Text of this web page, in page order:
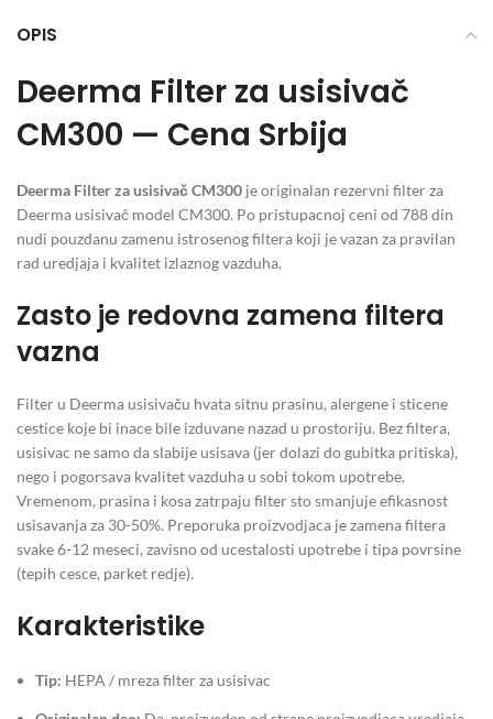
OPIS
Deerma Filter za usisivač
CM300 — Cena Srbija
Deerma Filter za usisivač CM300 je originalan rezervni filter za
Deerma usisivač model CM300. Po pristupacnoj ceni od 788 din
nudi pouzdanu zamenu istrosenog filtera koji je vazan za pravilan
rad uredjaja i kvalitet izlaznog vazduha.
Zasto je redovna zamena filtera
vazna
Filter u Deerma usisivaču hvata sitnu prasinu, alergene i sticene
cestice koje bi inace bile izduvane nazad u prostoriju. Bez filtera,
usisivac ne samo da slabije usisava (jer dolazi do gubitka pritiska),
nego i pogorsava kvalitet vazduha u sobi tokom upotrebe.
Vremenom, prasina i kosa zatrpaju filter sto smanjuje efikasnost
usisavanja za 30-50%. Preporuka proizvodjaca je zamena filtera
svake 6-12 meseci, zavisno od ucestalosti upotrebe i tipa povrsine
(tepih cesce, parket redje).
Karakteristike
Tip: HEPA / mreza filter za usisivac